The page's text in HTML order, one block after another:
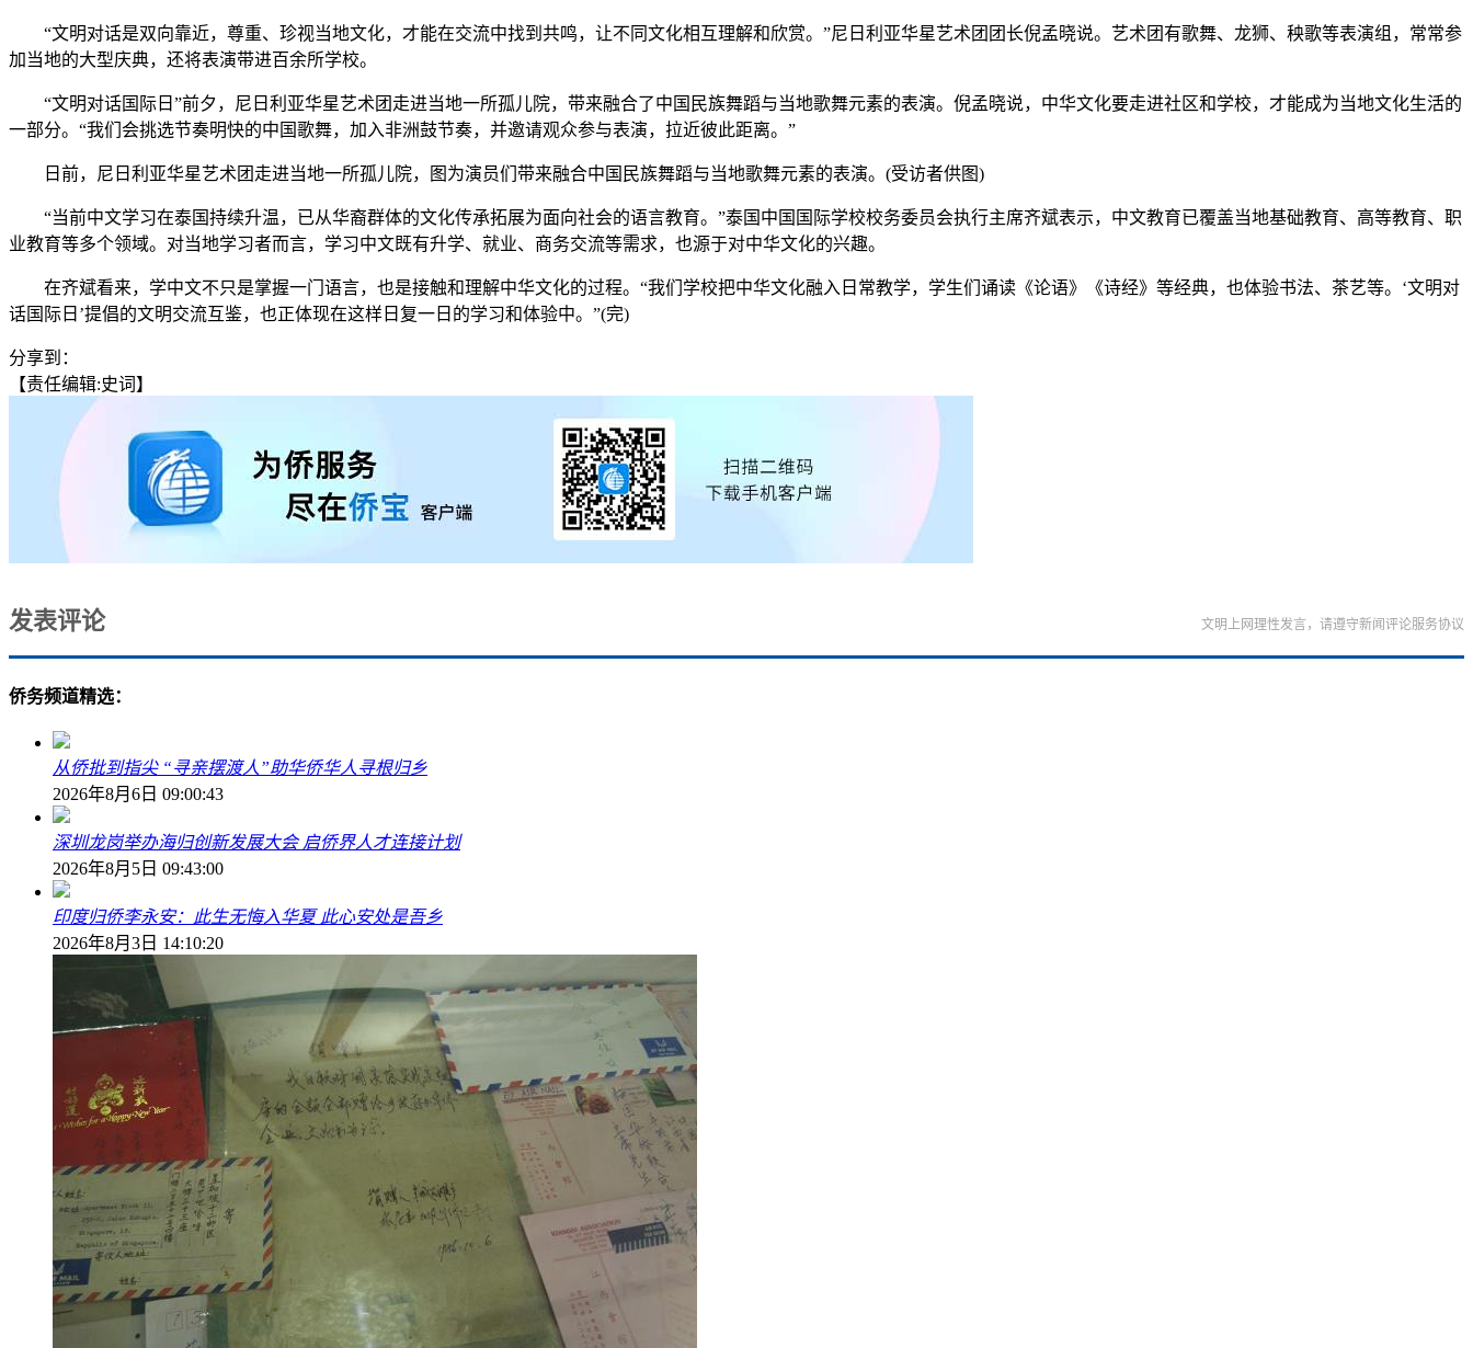
“文明对话是双向靠近，尊重、珍视当地文化，才能在交流中找到共鸣，让不同文化相互理解和欣赏。”尼日利亚华星艺术团团长倪孟晓说。艺术团有歌舞、龙狮、秧歌等表演组，常常参
加当地的大型庆典，还将表演带进百余所学校。
“文明对话国际日”前夕，尼日利亚华星艺术团走进当地一所孤儿院，带来融合了中国民族舞蹈与当地歌舞元素的表演。倪孟晓说，中华文化要走进社区和学校，才能成为当地文化生活的
一部分。“我们会挑选节奏明快的中国歌舞，加入非洲鼓节奏，并邀请观众参与表演，拉近彼此距离。”
日前，尼日利亚华星艺术团走进当地一所孤儿院，图为演员们带来融合中国民族舞蹈与当地歌舞元素的表演。(受访者供图)
“当前中文学习在泰国持续升温，已从华裔群体的文化传承拓展为面向社会的语言教育。”泰国中国国际学校校务委员会执行主席齐斌表示，中文教育已覆盖当地基础教育、高等教育、职
业教育等多个领域。对当地学习者而言，学习中文既有升学、就业、商务交流等需求，也源于对中华文化的兴趣。
在齐斌看来，学中文不只是掌握一门语言，也是接触和理解中华文化的过程。“我们学校把中华文化融入日常教学，学生们诵读《论语》《诗经》等经典，也体验书法、茶艺等。‘文明对
话国际日’提倡的文明交流互鉴，也正体现在这样日复一日的学习和体验中。”(完)
分享到：
【责任编辑:史词】
发表评论 文明上网理性发言，请遵守新闻评论服务协议
侨务频道精选：
从侨批到指尖 “寻亲摆渡人”助华侨华人寻根归乡
2026年8月6日 09:00:43
深圳龙岗举办海归创新发展大会 启侨界人才连接计划
2026年8月5日 09:43:00
印度归侨李永安：此生无悔入华夏 此心安处是吾乡
2026年8月3日 14:10:20